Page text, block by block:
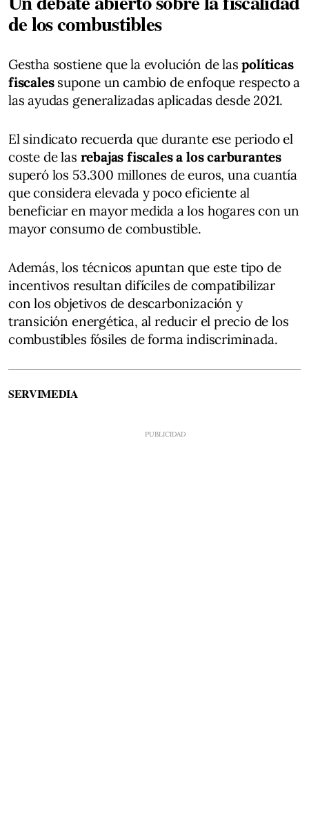
de los combustibles
Gestha sostiene que la evolución de las políticas
fiscalessupone un cambio de enfoque respecto a
las ayudas generalizadas aplicadas desde 2021.
El sindicato recuerda que durante ese periodo el
coste de las rebajas fiscales a los carburantes
superó los 53.300 millones de euros, una cuantía
que considera elevada y poco eficiente al
beneficiar en mayor medida a los hogares con un
mayor consumo de combustible.
Además, los técnicos apuntan que este tipo de
incentivos resultan difíciles de compatibilizar
con los objetivos de descarbonización y
transición energética, al reducir el precio de los
combustibles fósiles de forma indiscriminada.
SERVIMEDIA